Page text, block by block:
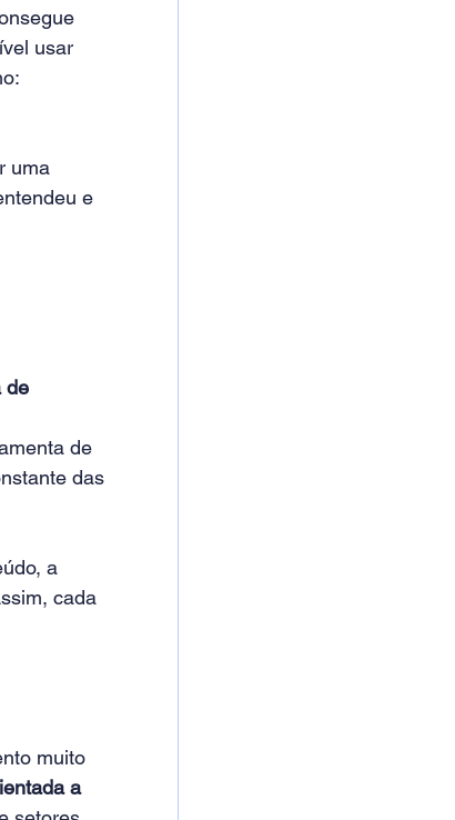
usar
uma
e
de
de
das
a
cada
muito
a